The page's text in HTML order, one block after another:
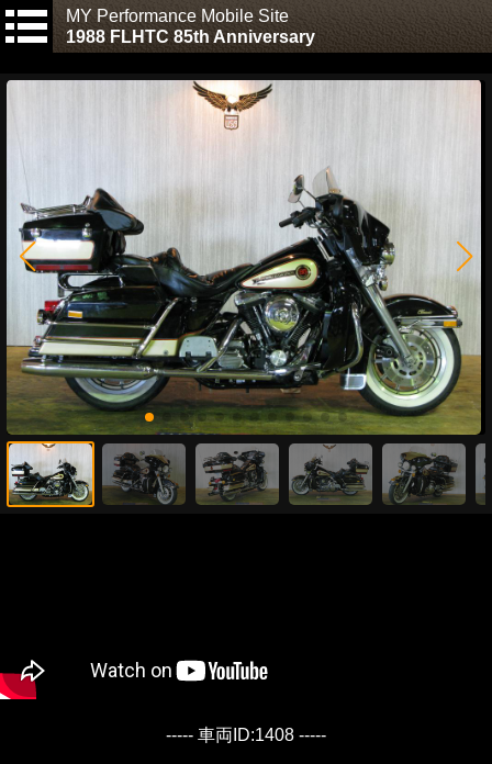
MY Performance Mobile Site
1988 FLHTC 85th Anniversary
----- 車両ID:1408 -----